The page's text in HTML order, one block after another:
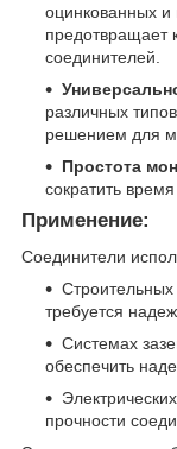
оцинкованных
предотвращает
соединителей.
различных
решением для
Простота
сократить
Применение:
Соединители
требуется
Системах
обеспечить
прочности